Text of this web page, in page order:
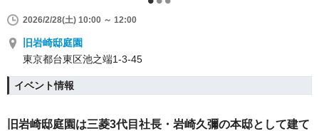
2026/2/28(土) 10:00 ～ 12:00
旧岩崎邸庭園
東京都台東区池之端1-3-45
イベント情報
旧岩崎邸庭園は三菱3代目社長・岩崎久彌の本邸として建て